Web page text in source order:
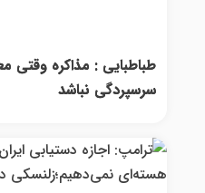
طباطبایی : مذاکره وقتی
سرسپردگی نباشد